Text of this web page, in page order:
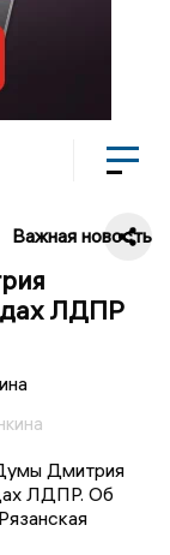
Важная новость
ЛДПР
Дмитрия
ЛДПР. Об